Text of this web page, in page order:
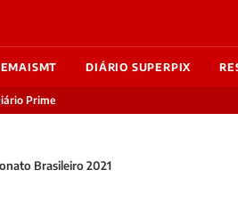
EMAISMT DIÁRIO SUPERPIX
Prime
Brasileiro 2021